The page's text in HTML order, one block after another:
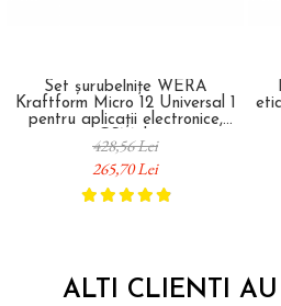
Set șurubelnițe WERA
Kraftform Micro 12 Universal 1
pentru aplicații electronice,
service GSM, laptop și
electronice de precizie 12 piese
05073675001
428,56 Lei
265,70 Lei
ALTI CLIENTI AU